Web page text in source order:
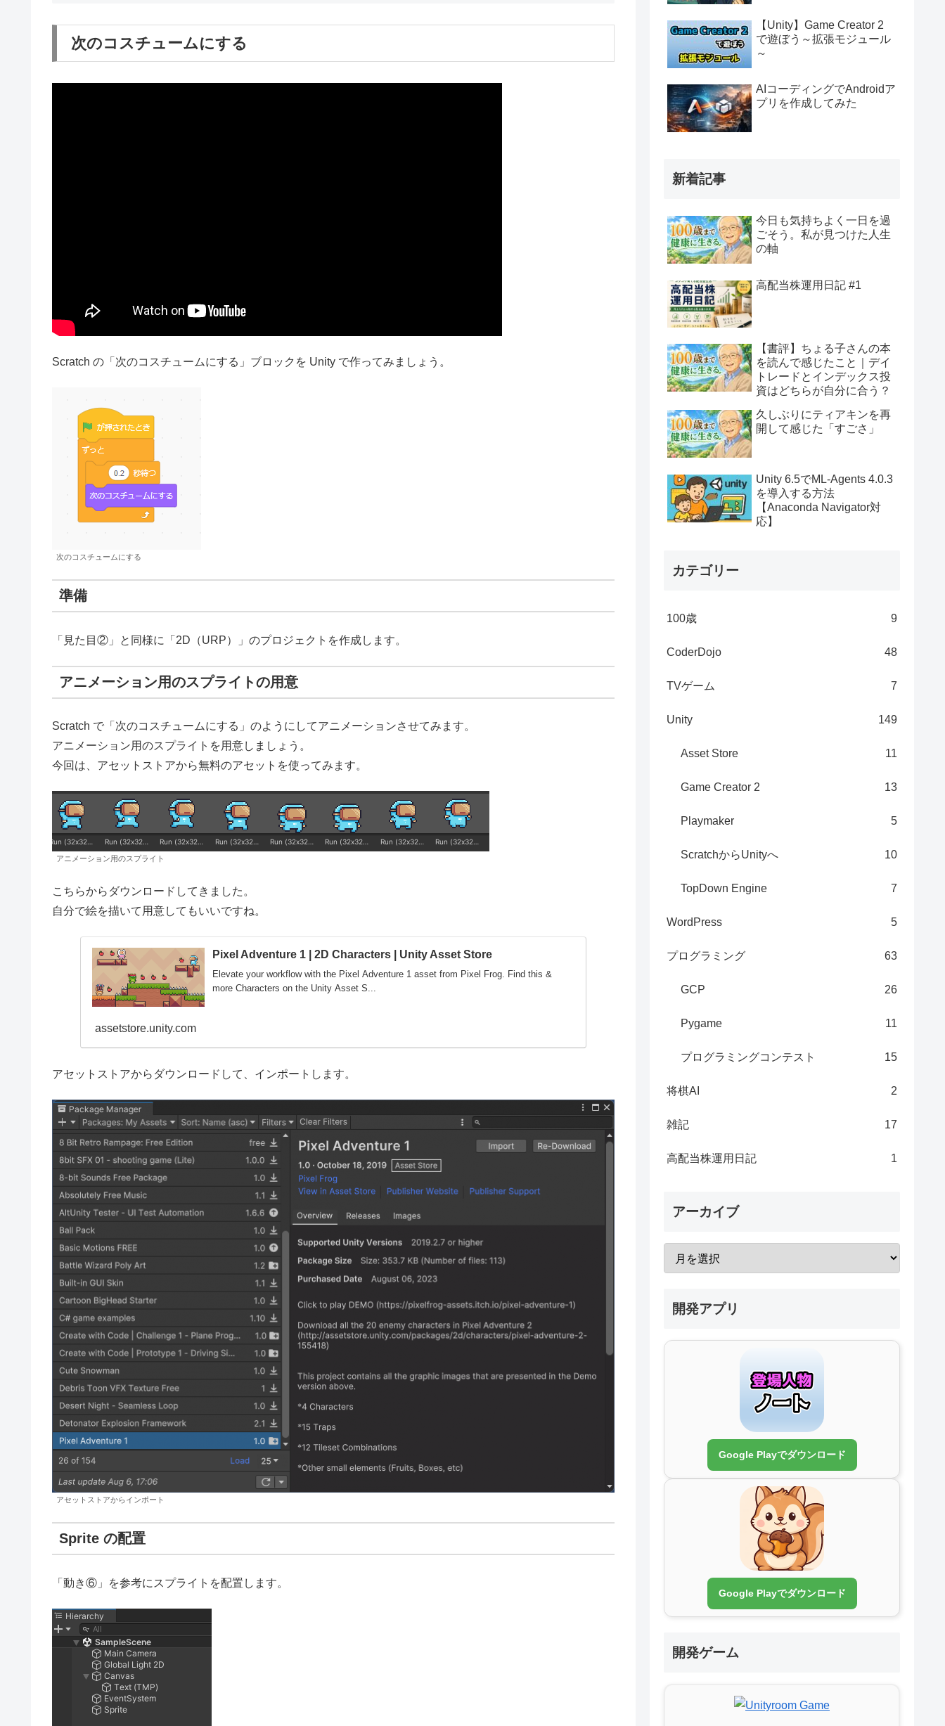
次のコスチュームにする
Scratch の「次のコスチュームにする」ブロックを Unity で作ってみましょう。
次のコスチュームにする
準備
「見た目②」と同様に「2D（URP）」のプロジェクトを作成します。
アニメーション用のスプライトの用意
Scratch で「次のコスチュームにする」のようにしてアニメーションさせてみます。
アニメーション用のスプライトを用意しましょう。
今回は、アセットストアから無料のアセットを使ってみます。
アニメーション用のスプライト
こちらからダウンロードしてきました。
自分で絵を描いて用意してもいいですね。
Pixel Adventure 1 | 2D Characters | Unity Asset Store
Elevate your workflow with the Pixel Adventure 1 asset from Pixel Frog. Find this &
more Characters on the Unity Asset S...
assetstore.unity.com
アセットストアからダウンロードして、インポートします。
アセットストアからインポート
Sprite の配置
「動き⑥」を参考にスプライトを配置します。
【Unity】Game Creator 2
で遊ぼう～拡張モジュール
～
AIコーディングでAndroidア
プリを作成してみた
新着記事
今日も気持ちよく一日を過
ごそう。私が見つけた人生
の軸
高配当株運用日記 #1
【書評】ちょる子さんの本
を読んで感じたこと｜デイ
トレードとインデックス投
資はどちらが自分に合う？
久しぶりにティアキンを再
開して感じた「すごさ」
Unity 6.5でML-Agents 4.0.3
を導入する方法
【Anaconda Navigator対
応】
カテゴリー
100歳 9
CoderDojo 48
TVゲーム 7
Unity 149
Asset Store 11
Game Creator 2 13
Playmaker 5
ScratchからUnityへ 10
TopDown Engine 7
WordPress 5
プログラミング 63
GCP 26
Pygame 11
プログラミングコンテスト 15
将棋AI 2
雑記 17
高配当株運用日記 1
アーカイブ
開発アプリ
Google Playでダウンロード
Google Playでダウンロード
開発ゲーム